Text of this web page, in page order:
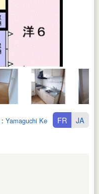
: Yamaguchi Ken FR JA